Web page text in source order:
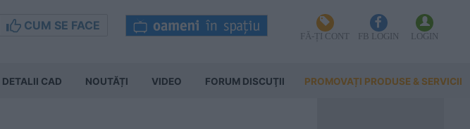
CUM SE FACE
FĂ-ȚI CONT FB LOGIN LOGIN
DETALII CAD NOUTĂȚI VIDEO FORUM DISCUŢII PROMOVAȚI PRODUSE & SERVICII